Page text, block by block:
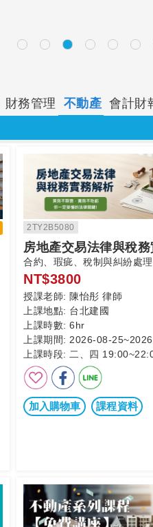
財務管理 不動產 會計財
2TY2B5080
房地產交易法律與稅
合約、瑕疵、稅制與糾紛處
NT$3800
授課老師: 陳怡彤 律師
上課地點: 台北建國
上課時數: 6hr
上課期間: 2026-08-
上課時段: 二、四
加入購物車 課程資料